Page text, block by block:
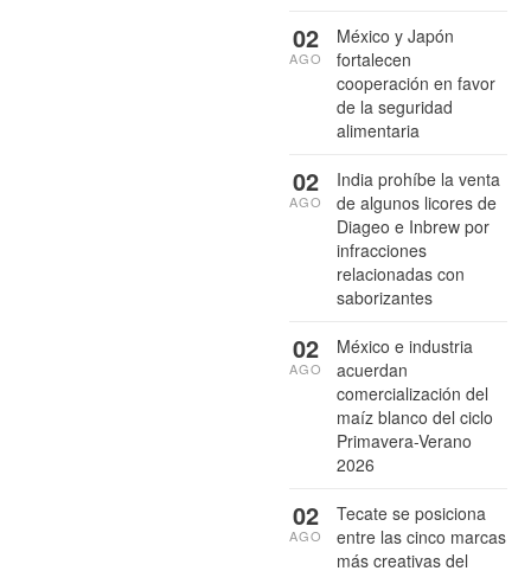
México y Japón
fortalecen
cooperación en favor
de la seguridad
alimentaria
02
AGO
India prohíbe la venta
de algunos licores de
Diageo e Inbrew por
infracciones
relacionadas con
saborizantes
02
AGO
México e industria
acuerdan
comercialización del
maíz blanco del ciclo
Primavera-Verano
2026
02
AGO
Tecate se posiciona
entre las cinco marcas
más creativas del
02
AGO